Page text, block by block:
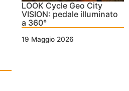
LOOK Cycle Geo City
VISION: pedale illuminato
a 360°
19 Maggio 2026